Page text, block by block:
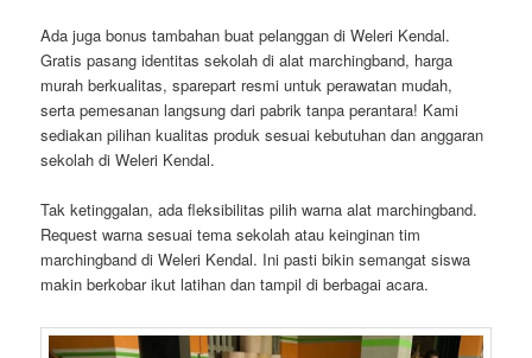
Ada juga bonus tambahan buat pelanggan di Weleri Kendal.
Gratis pasang identitas sekolah di alat marchingband, harga
murah berkualitas, sparepart resmi untuk perawatan mudah,
serta pemesanan langsung dari pabrik tanpa perantara! Kami
sediakan pilihan kualitas produk sesuai kebutuhan dan anggaran
sekolah di Weleri Kendal.
Tak ketinggalan, ada fleksibilitas pilih warna alat marchingband.
Request warna sesuai tema sekolah atau keinginan tim
marchingband di Weleri Kendal. Ini pasti bikin semangat siswa
makin berkobar ikut latihan dan tampil di berbagai acara.